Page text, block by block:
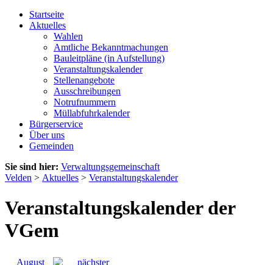
Startseite
Aktuelles
Wahlen
Amtliche Bekanntmachungen
Bauleitpläne (in Aufstellung)
Veranstaltungskalender
Stellenangebote
Ausschreibungen
Notrufnummern
Müllabfuhrkalender
Bürgerservice
Über uns
Gemeinden
Sie sind hier: Verwaltungsgemeinschaft
Velden > Aktuelles > Veranstaltungskalender
Veranstaltungskalender der
VGem
August